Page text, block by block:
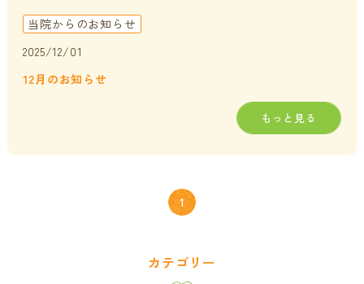
当院からのお知らせ
2025/12/01
12月のお知らせ
もっと見る
1
カテゴリー